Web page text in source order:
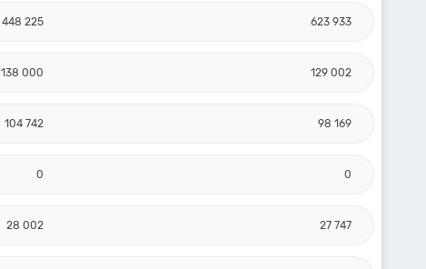
448 225 623 933
138 000 129 002
104 742 98 169
0 0
28 002 27 747